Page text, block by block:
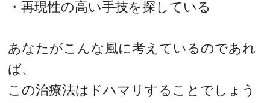
・再現性の高い手技を探している
あなたがこんな風に考えているのであれ
ば、
この治療法はドハマリすることでしょう